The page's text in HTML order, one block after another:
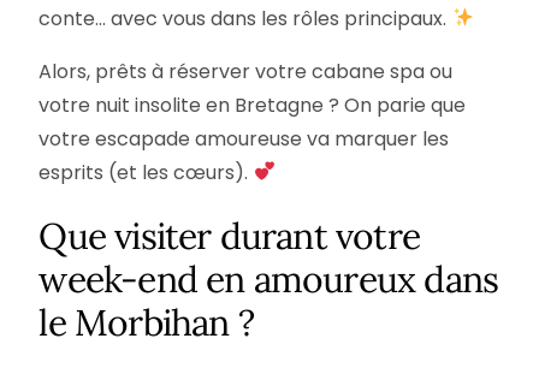
conte… avec vous dans les rôles principaux.
Alors, prêts à réserver votre cabane spa ou
votre nuit insolite en Bretagne ? On parie que
votre escapade amoureuse va marquer les
esprits (et les cœurs).
Que visiter durant votre
week-end en amoureux dans
le Morbihan ?